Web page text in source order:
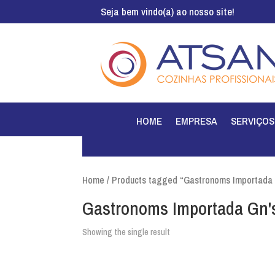
Seja bem vindo(a) ao nosso site!
HOME EMPRESA SERVIÇOS
Home / Products tagged “Gastronoms
Gastronoms Importada
Showing the single result